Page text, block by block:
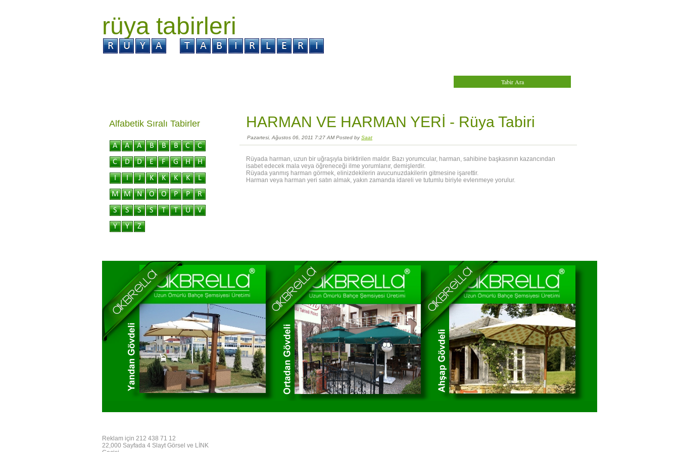
rüya tabirleri
HARMAN VE HARMAN YERİ - Rüya Tabiri
Pazartesi, Ağustos 06, 2011 7:27 AM Posted bySaat
Rüyada harman, uzun bir uğraşıyla biriktirilen maldır. Bazı yorumcular, harman, sahibine başkasının kazancından
isabet edecek mala veya öğreneceği ilme yorumlanır, demişlerdir.
Rüyada yanmış harman görmek, elinizdekilerin avucunuzdakilerin gitmesine işarettir.
Harman veya harman yeri satın almak, yakın zamanda idareli ve tutumlu biriyle evlenmeye yorulur.
Alfabetik Sıralı Tabirler
Reklam için 212 438 71 12
22,000 Sayfada 4 Slayt Görsel ve LİNK